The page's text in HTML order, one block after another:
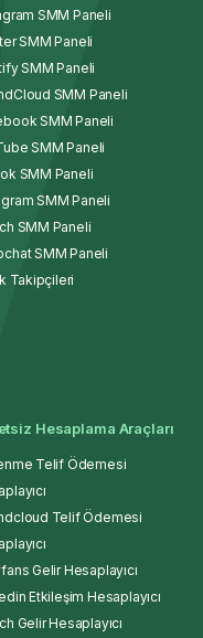
SMM Paneli
SMM Paneli
SMM Paneli
SMM Paneli
SMM Paneli
SMM Paneli
SMM Paneli
SMM Paneli
SMM Paneli
SMM Paneli
Takipçileri
Hesaplama Araçları
Telif Ödemesi
Telif Ödemesi
Gelir Hesaplayıcı
Etkileşim Hesaplayıcı
Gelir Hesaplayıcı